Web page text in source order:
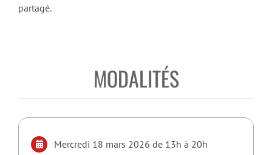
partagé.
MODALITÉS
Mercredi 18 mars 2026 de 13h à 20h